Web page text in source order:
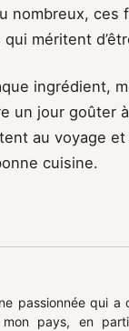
nombreux,
méritent
ingrédient,
un jour goûter
au voyage
cuisine.
passionnée qui
pays, en